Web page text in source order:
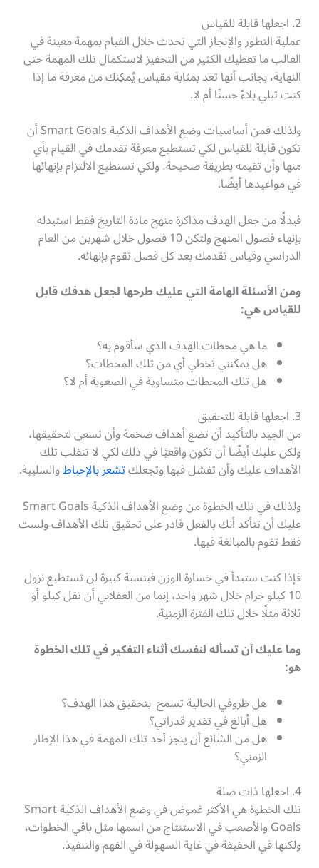
2. اجعلها قابلة للقياس
عملية التطور والإنجاز التي تحدث خلال القيام بمهمة معينة في
الغالب ما تعطيك الكثير من التحفيز لاستكمال تلك المهمة حتى
النهاية، بجانب أنها تعد بمثابة مقياس يُمكِنك من معرفة ما إذا
كنت تبلي بلاءً حسنًا أم لا.
ولذلك فمن أساسيات وضع الأهداف الذكية Smart Goals أن
تكون قابلة للقياس لكي تستطيع معرفة تقدمك في القيام بأي
منها وأن تقيمه بطريقة صحيحة، ولكي تستطيع الالتزام بإنهائها
في مواعيدها أيضًا.
فبدلًا من جعل الهدف مذاكرة منهج مادة التاريخ فقط استبدله
بإنهاء فصول المنهج ولتكن 10 فصول خلال شهرين من العام
الدراسي وقياس تقدمك بعد كل فصل تقوم بإنهائه.
ومن الأسئلة الهامة التي عليك طرحها لجعل هدفك قابل
للقياس هي:
ما هي محطات الهدف الذي سأقوم به؟
هل يمكنني تخطي أي من تلك المحطات؟
هل تلك المحطات متساوية في الصعوبة أم لا؟
3. اجعلها قابلة للتحقيق
من الجيد بالتأكيد أن تضع أهداف ضخمة وأن تسعى لتحقيقها،
ولكن عليك أيضًا أن تكون واقعيًا في ذلك لكي لا تنقلب تلك
الأهداف عليك وأن تفشل فيها وتجعلكتشعر بالإحباطوالسلبية.
ولذلك في تلك الخطوة من وضع الأهداف الذكية Smart Goals
عليك أن تتأكد أنك بالفعل قادر على تحقيق تلك الأهداف ولست
فقط تقوم بالمبالغة فيها.
فإذا كنت ستبدأ في خسارة الوزن فبنسبة كبيرة لن تستطيع نزول
10 كيلو جرام خلال شهر واحد، إنما من العقلاني أن تقل كيلو أو
ثلاثة مثلًا خلال تلك الفترة الزمنية.
وما عليك أن تسأله لنفسك أثناء التفكير في تلك الخطوة
هو:
هل ظروفي الحالية تسمح بتحقيق هذا الهدف؟
هل أبالغ في تقدير قدراتي؟
هل من الشائع أن ينجز أحد تلك المهمة في هذا الإطار
الزمني؟
4. اجعلها ذات صلة
تلك الخطوة هي الأكثر غموض في وضع الأهداف الذكية Smart
Goals والأصعب في الاستنتاج من اسمها مثل باقي الخطوات،
ولكنها في الحقيقة في غاية السهولة في الفهم والتنفيذ.